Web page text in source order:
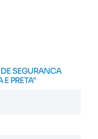
SEGURANCA
PRETA"